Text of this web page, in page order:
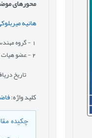
محورهای
هانیه
1 - گروه
2- عضو هیات
تاریخ دریافت :
کلید واژه:
چکیده